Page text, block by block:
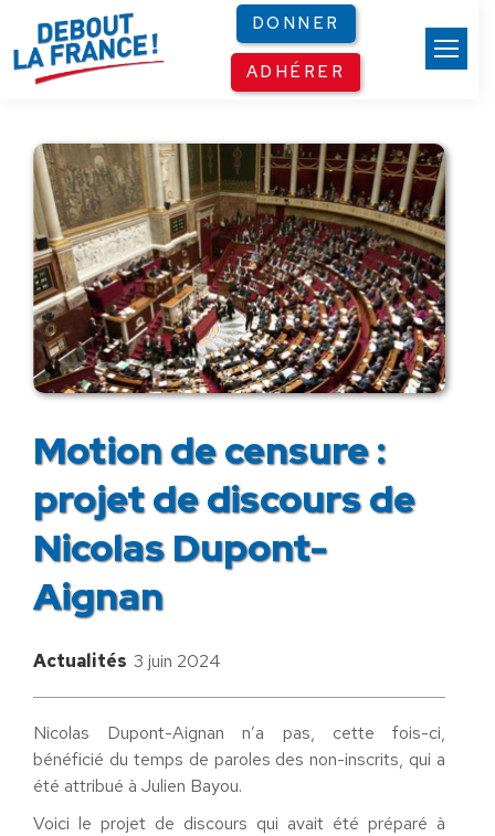
DONNER
ADHÉRER
Motion de censure :
projet de discours de
Nicolas Dupont-
Aignan
Actualités 3 juin 2024
Nicolas Dupont-Aignan n’a pas, cette fois-ci,
bénéficié du temps de paroles des non-inscrits, qui a
été attribué à Julien Bayou.
Voici le projet de discours qui avait été préparé à
Panneau de gestion des cookies